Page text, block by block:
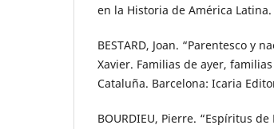
en la Historia de América
BESTARD, Joan. “Parentesco y
Xavier. Familias de ayer,
Cataluña. Barcelona: Icaria
BOURDIEU, Pierre. “Espíritus